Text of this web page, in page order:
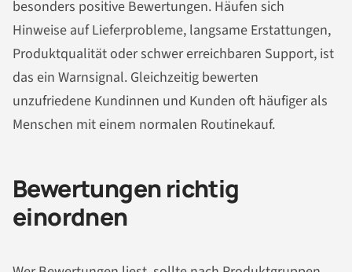
besonders positive Bewertungen. Häufen sich
Hinweise auf Lieferprobleme, langsame Erstattungen,
Produktqualität oder schwer erreichbaren Support, ist
das ein Warnsignal. Gleichzeitig bewerten
unzufriedene Kundinnen und Kunden oft häufiger als
Menschen mit einem normalen Routinekauf.
Bewertungen richtig
einordnen